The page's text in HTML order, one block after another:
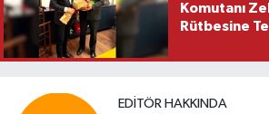
Komutanı
Rütbesine
EDITÖR HAKKINDA